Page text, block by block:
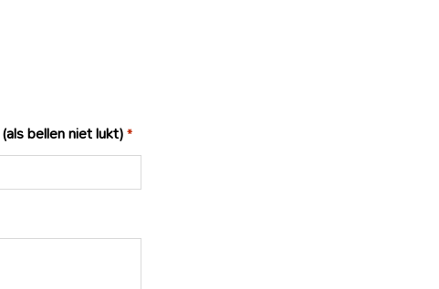
bellen niet lukt) *